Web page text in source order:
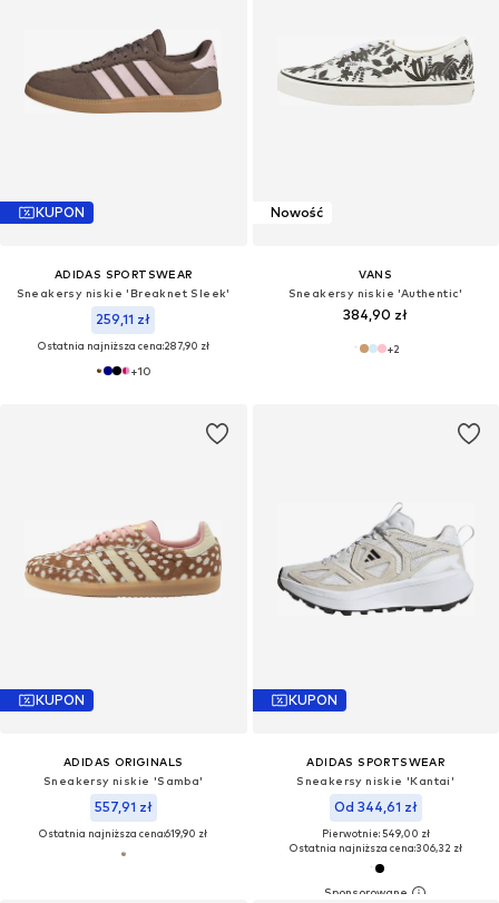
KUPON
ADIDAS SPORTSWEAR
Sneakersy niskie 'Breaknet Sleek'
259,11 zł
Ostatnia najniższa cena:287,90 zł
+10
Nowość
VANS
Sneakersy niskie 'Authentic'
384,90 zł
+2
KUPON
ADIDAS ORIGINALS
Sneakersy niskie 'Samba'
557,91 zł
Ostatnia najniższa cena:619,90 zł
KUPON
ADIDAS SPORTSWEAR
Sneakersy niskie 'Kantai'
Od 344,61 zł
Pierwotnie: 549,00 zł
Ostatnia najniższa cena:306,32 zł